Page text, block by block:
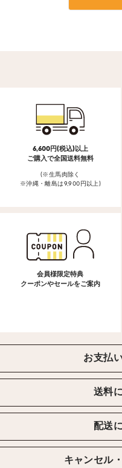
6,600円(税込)以上
ご購入で全国送料無料
(※生馬肉除く
※沖縄・離島は9,900円以上)
会員様限定特典
クーポンやセールをご案内
お支払
送料
配送
キャンセル